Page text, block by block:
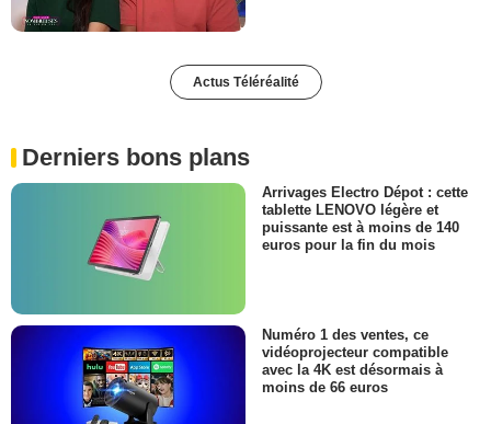
Actus Téléréalité
Derniers bons plans
Arrivages Electro Dépot : cette
tablette LENOVO légère et
puissante est à moins de 140
euros pour la fin du mois
Numéro 1 des ventes, ce
vidéoprojecteur compatible
avec la 4K est désormais à
moins de 66 euros